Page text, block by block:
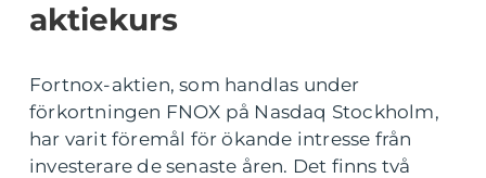
aktiekurs
Fortnox-aktien, som handlas under
förkortningen FNOX på Nasdaq Stockholm,
har varit föremål för ökande intresse från
investerare de senaste åren. Det finns två